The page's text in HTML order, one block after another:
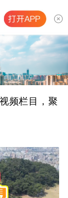
频栏目，聚